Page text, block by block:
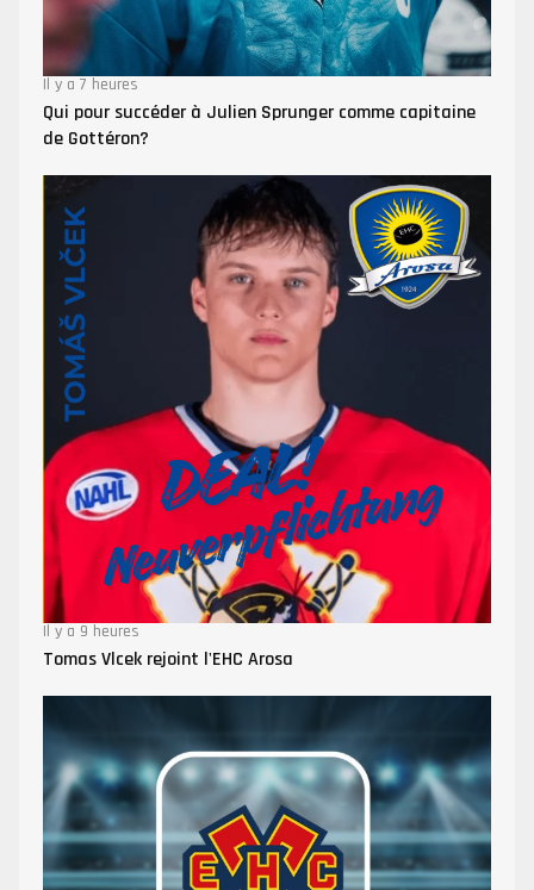
Il y a 7 heures
Qui pour succéder à Julien Sprunger comme capitaine
de Gottéron?
Il y a 9 heures
Tomas Vlcek rejoint l'EHC Arosa